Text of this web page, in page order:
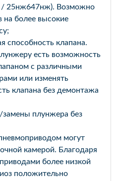
25нж647нж). Возможно
на более высокие
способность клапана.
есть возможность
с различными
или изменять
клапана без демонтажа
плунжера без
могут
камерой. Благодаря
более низкой
положительно